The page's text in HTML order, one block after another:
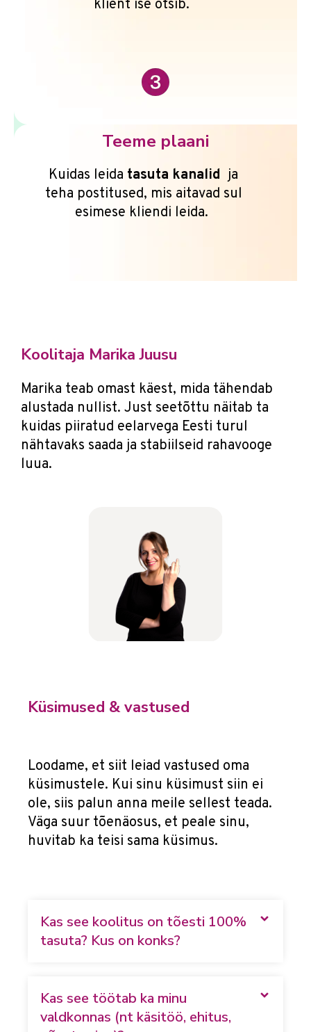
klient ise otsib.
Teeme plaani
Kuidas leida tasuta kanalid ja
teha postitused, mis aitavad sul
esimese kliendi leida.
Koolitaja Marika Juusu
Marika teab omast käest, mida tähendab
alustada nullist. Just seetõttu näitab ta
kuidas piiratud eelarvega Eesti turul
nähtavaks saada ja stabiilseid rahavooge
luua.
Küsimused & vastused
Loodame, et siit leiad vastused oma
küsimustele. Kui sinu küsimust siin ei
ole, siis palun anna meile sellest teada.
Väga suur tõenäosus, et peale sinu,
huvitab ka teisi sama küsimus.
Kas see koolitus on tõesti 100%
tasuta? Kus on konks?
Kas see töötab ka minu
valdkonnas (nt käsitöö, ehitus,